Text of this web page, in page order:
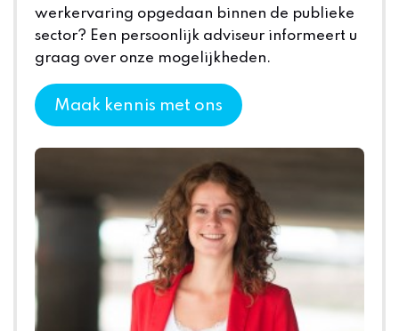
werkervaring opgedaan binnen de publieke
sector? Een persoonlijk adviseur informeert u
graag over onze mogelijkheden.
Maak kennis met ons